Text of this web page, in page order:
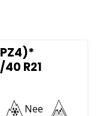
40 R21
Nee